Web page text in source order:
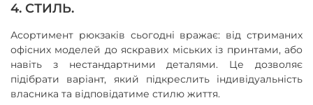
4. СТИЛЬ.
Асортимент рюкзаків сьогодні вражає: від стриманих
офісних моделей до яскравих міських із принтами, або
навіть з нестандартними деталями. Це дозволяє
підібрати варіант, який підкреслить індивідуальність
власника та відповідатиме стилю життя.